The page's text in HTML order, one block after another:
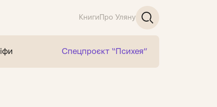
Книги Про Уляну
Спецпроєкт “Психея”